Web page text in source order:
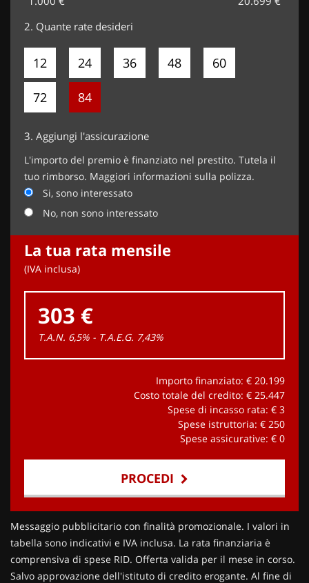
2. Quante rate desideri
12 24 36 48 60
72 84
3. Aggiungi l'assicurazione
L'importo del premio è finanziato nel prestito. Tutela il
tuo rimborso. Maggiori informazioni sulla polizza.
Si, sono interessato
No, non sono interessato
La tua rata mensile
(IVA inclusa)
303 €
T.A.N. 6,5% - T.A.E.G. 7,43%
Importo finanziato: € 20.199
Costo totale del credito: € 25.447
Spese di incasso rata: € 3
Spese istruttoria: € 250
Spese assicurative: € 0
PROCEDI
Contattaci
Messaggio pubblicitario con finalità promozionale. I valori in
tabella sono indicativi e IVA inclusa. La rata finanziaria è
comprensiva di spese RID. Offerta valida per il mese in corso.
Salvo approvazione dell'istituto di credito erogante. Al fine di